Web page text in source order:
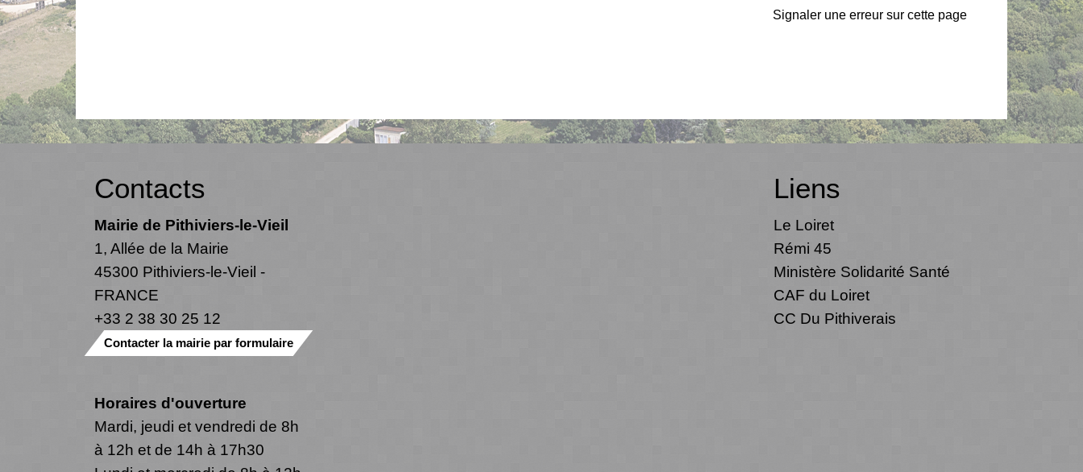
Signaler une erreur sur cette page
Contacts
Mairie de Pithiviers-le-Vieil
1, Allée de la Mairie
45300 Pithiviers-le-Vieil -
FRANCE
+33 2 38 30 25 12
Contacter la mairie par formulaire
Horaires d'ouverture
Mardi, jeudi et vendredi de 8h
à 12h et de 14h à 17h30
Liens
Le Loiret
Rémi 45
Ministère Solidarité Santé
CAF du Loiret
CC Du Pithiverais